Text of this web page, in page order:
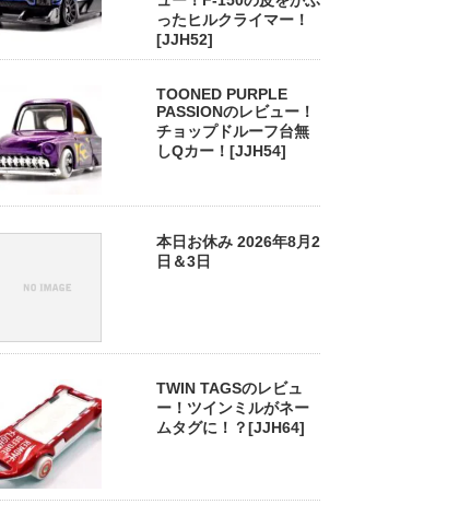
ったヒルクライマー！
[JJH52]
TOONED PURPLE
PASSIONのレビュー！
チョップドルーフ台無
しQカー！[JJH54]
本日お休み 2026年8月2
日＆3日
TWIN TAGSのレビュ
ー！ツインミルがネー
ムタグに！？[JJH64]